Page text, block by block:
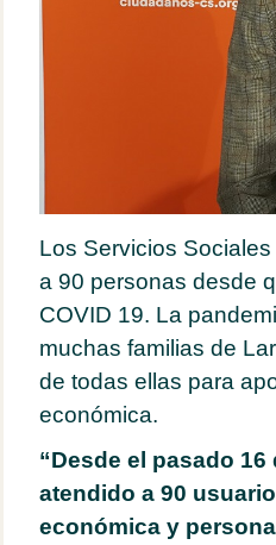
Los Servicios
a 90 personas desde
COVID 19. La
muchas familias de
de todas ellas para
económica.
“Desde el pasado
atendido a 90
económica y